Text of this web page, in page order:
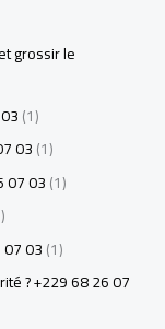
grossir le
(1)
03(1)
07 03(1)
03(1)
? +229 68 26 07